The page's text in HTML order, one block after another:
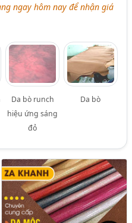
ngay hôm nay để nhận giá
Da bò runch
hiệu ứng sáng
đỏ
Da bò